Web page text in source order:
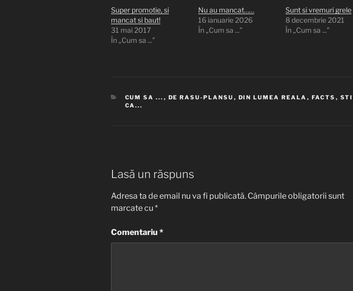
Super promotie, si
mancat si baut!
31 mai 2017
În „Cum sa ...”
Nu au mancat……
16 ianuarie 2026
În „Cum sa ...”
Sunt si vremuri grele
8 decembrie 2021
În „Cum sa ...”
CATEGORII
CUM SA ... , DE RASU-PLANSU , DIN LUMEA REALA , FACTS ,
CA...
Lasă un răspuns
Adresa ta de email nu va fi publicată. Câmpurile obligatorii sunt
marcate cu *
Comentariu *